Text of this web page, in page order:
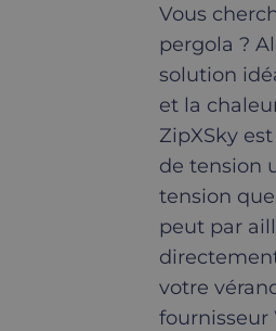
Vous
pergola ?
solution
et la
ZipXSky
de tension
tension
peut par
votre
fournisseur